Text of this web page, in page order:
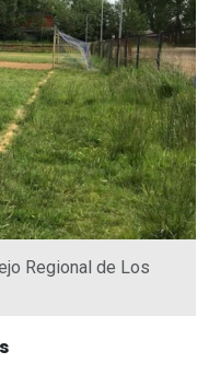
Regional de Los